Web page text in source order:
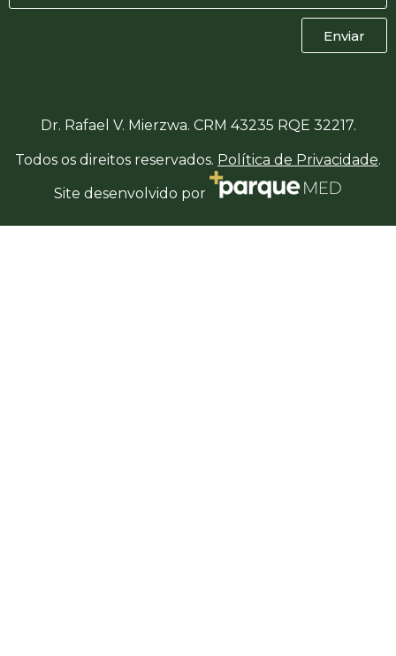
Enviar
Dr. Rafael V. Mierzwa. CRM 43235 RQE 32217.
Todos os direitos reservados. Política de Privacidade.
Site desenvolvido por